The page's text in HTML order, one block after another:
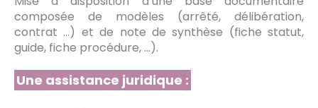
composée de modèles (arrêté, délibération,
contrat ...) et de note de synthèse (fiche statut,
guide, fiche procédure, ...).
Une assistance juridique :